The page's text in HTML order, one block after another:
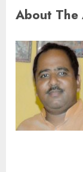
About